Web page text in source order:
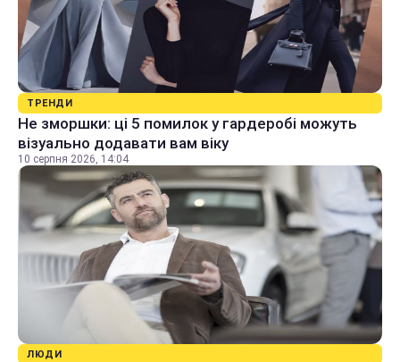
ТРЕНДИ
Не зморшки: ці 5 помилок у гардеробі можуть
візуально додавати вам віку
10 серпня 2026, 14:04
ЛЮДИ